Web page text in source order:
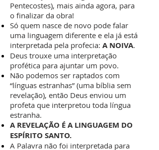
Pentecostes), mais ainda agora, para
o finalizar da obra!
Só quem nasce de novo pode falar
uma linguagem diferente e ela já está
interpretada pela profecia: A NOIVA.
Deus trouxe uma interpretação
profética para ajuntar um povo.
Não podemos ser raptados com
“línguas estranhas” (uma bíblia sem
revelação), então Deus enviou um
profeta que interpretou toda língua
estranha.
A REVELAÇÃO É A LINGUAGEM DO
ESPÍRITO SANTO.
A Palavra não foi interpretada para